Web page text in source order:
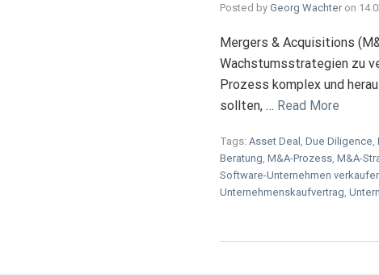
Posted by Georg Wachter on
Mergers & Acquisitions
Wachstumsstrategien zu
Prozess komplex und
sollten, … Read More
Tags: Asset Deal Due Diligence
Beratung M&A-Prozess M&A-
Software-Unternehmen
Unternehmenskaufvertrag